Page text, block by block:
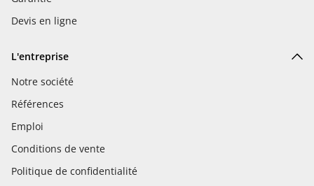
Devis en ligne
L'entreprise
Notre société
Références
Emploi
Conditions de vente
Politique de confidentialité